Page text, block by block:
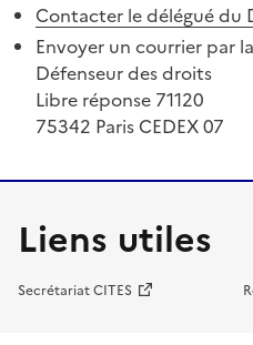
Contacter le délégué du
Envoyer un courrier par
Défenseur des droits
Libre réponse 71120
75342 Paris CEDEX 07
Liens utiles
Secrétariat CITES